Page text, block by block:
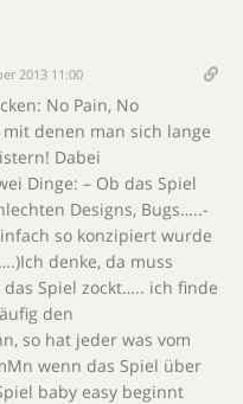
2013 11:00
No Pain, No
denen man sich lange
Dabei
Dinge: – Ob das Spiel
Designs, Bugs…..-
so konzipiert wurde
denke, da muss
Spiel zockt….. ich finde
den
so hat jeder was vom
wenn das Spiel über
baby easy beginnt